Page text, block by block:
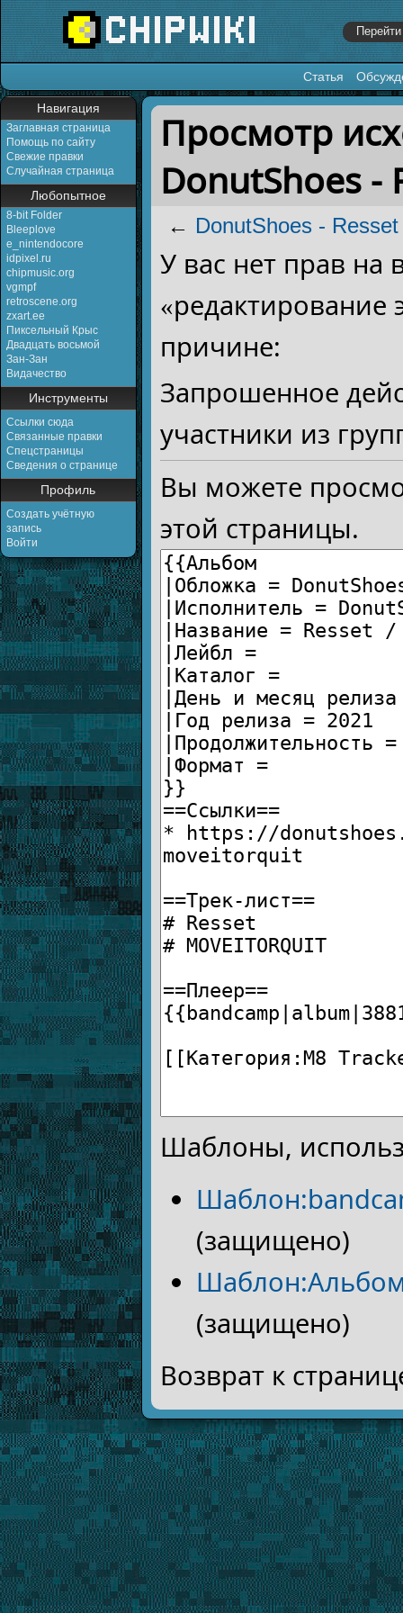
Статья
Навигация
Заглавная страница
Помощь по сайту
Свежие правки
Случайная страница
Любопытное
8-bit Folder
Bleeplove
e_nintendocore
idpixel.ru
chipmusic.org
vgmpf
retroscene.org
zxart.ee
Пиксельный Крыс
Двадцать восьмой
Зан-Зан
Видачество
Инструменты
Ссылки сюда
Связанные правки
Спецстраницы
Сведения о странице
Профиль
Создать учётную
запись
Войти
Перейти к:навигация,поиск
Просмотр
DonutShoes -
← DonutShoes -
У вас нет прав на
причине:
Запрошенное
участники из
Вы можете
этой страницы.
Шаблоны,
(защищено)
(защищено)
Возврат к